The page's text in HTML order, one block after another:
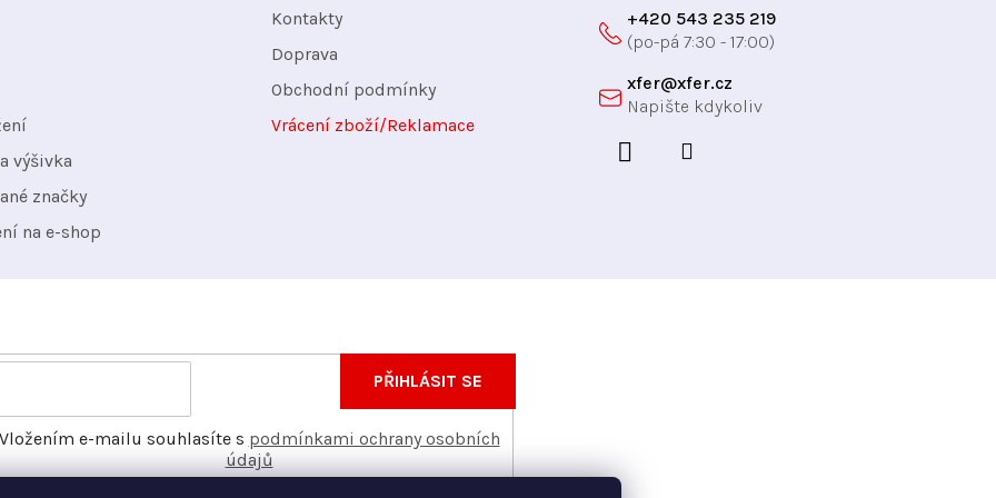
výšivka
značky
na e-shop
Kontakty
Doprava
Obchodní podmínky
Vrácení zboží/Reklamace
xfer@xfer.cz
+420 543 235 219
o nových produktech na našem e-shopu.
Vložením e-mailu souhlasíte s podmínkami ochrany osobních
údajů
PŘIHLÁSIT SE